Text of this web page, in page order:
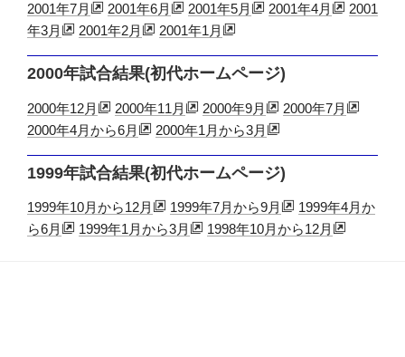
2001年7月
2001年6月 2001年5月 2001年4月
2001
年3月
2001年2月 2001年1月
2000年試合結果(初代ホームページ)
2000年12月 2000年11月 2000年9月
2000年7月
2000年4月から6月
2000年1月から3月
1999年試合結果(初代ホームページ)
1999年10月から12月 1999年7月から9月
1999年4月か
ら6月
1999年1月から3月 1998年10月から12月